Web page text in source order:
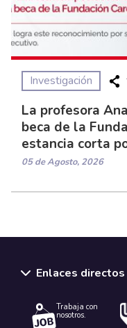
Investigación
La profesora
beca de la
estancia corta
05 de Agosto, 2026
Enlaces directos
Trabaja con
nosotros.